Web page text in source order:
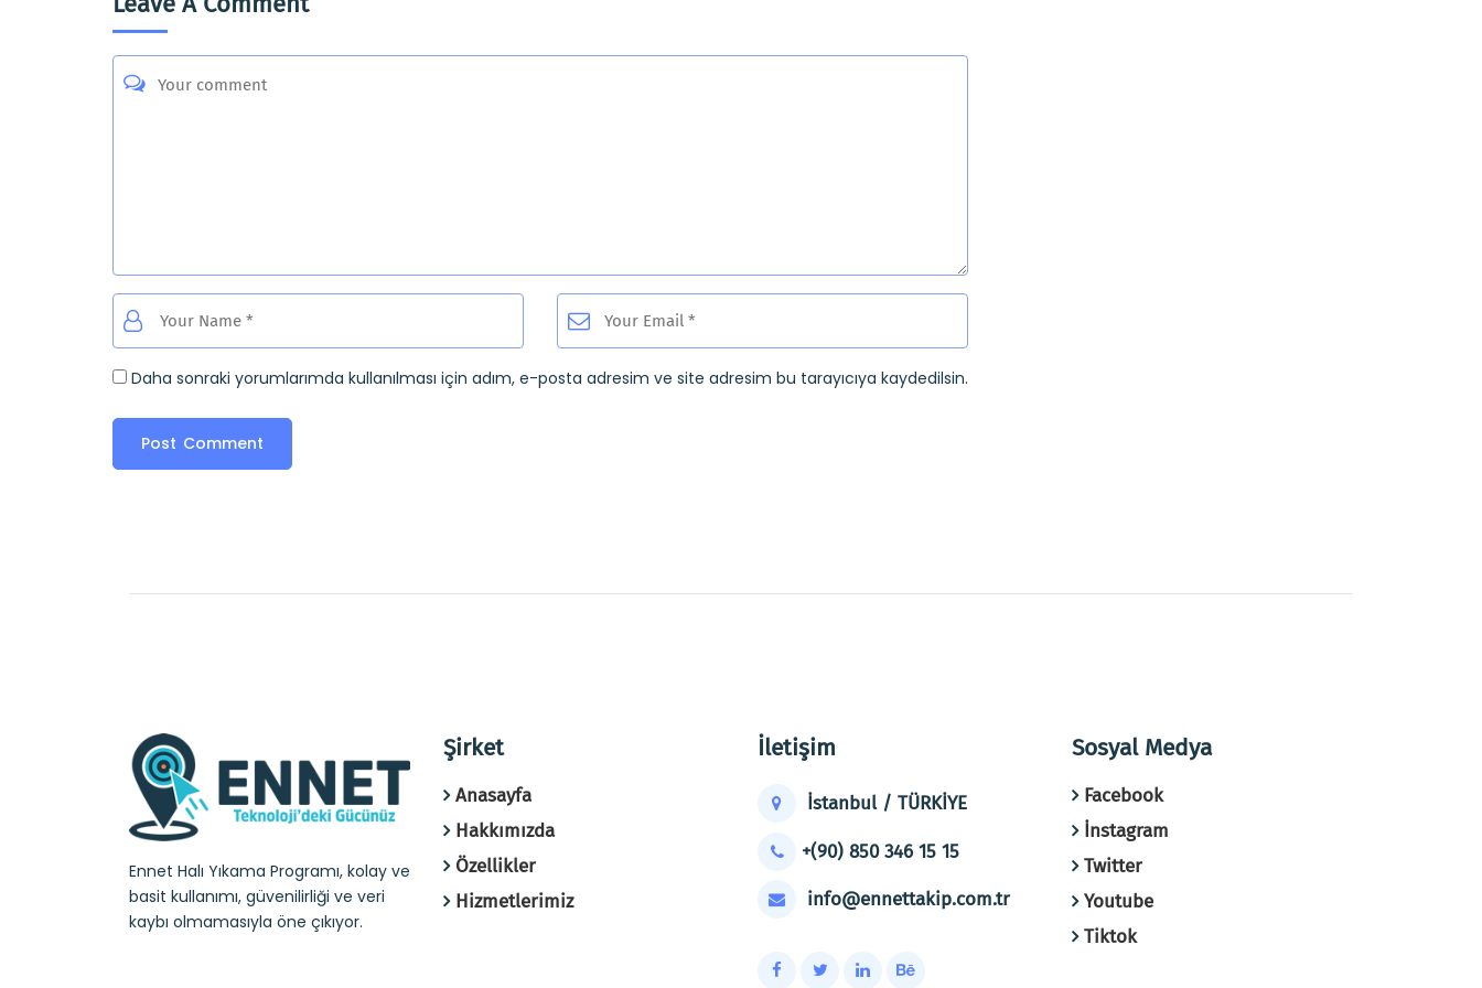
Daha sonraki yorumlarımda kullanılması için adım, e-posta adresim ve site adresim bu tarayıcıya kaydedilsin.
Ennet Halı Yıkama Programı, kolay ve
basit kullanımı, güvenilirliği ve veri
kaybı olmamasıyla öne çıkıyor.
Şirket
Anasayfa
Hakkımızda
Özellikler
Hizmetlerimiz
İletişim
İstanbul / TÜRKİYE
+(90) 850 346 15 15
info@ennettakip.com.tr
Sosyal Medya
Facebook
İnstagram
Twitter
Youtube
Tiktok